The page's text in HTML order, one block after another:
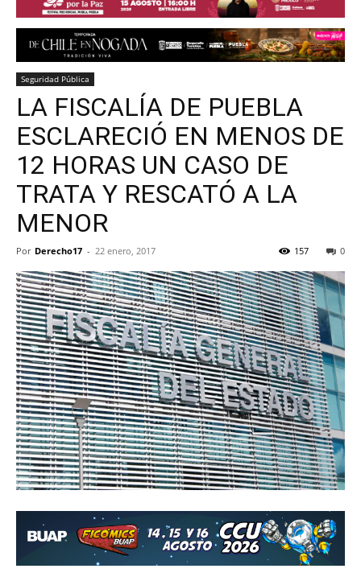
Seguridad Pública
LA FISCALÍA DE PUEBLA
ESCLARECIÓ EN MENOS DE
12 HORAS UN CASO DE
TRATA Y RESCATÓ A LA
MENOR
Por Derecho17 - 22 enero, 2017 0
157